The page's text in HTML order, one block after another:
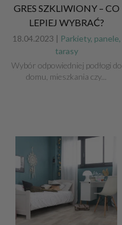
GRES SZKLIWIONY – CO
LEPIEJ WYBRAĆ?
18.04.2023 | Parkiety, panele,
tarasy
Wybór odpowiedniej podłogi do
domu, mieszkania czy...